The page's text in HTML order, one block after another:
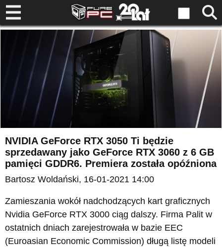
NVIDIA GeForce RTX 3050 Ti będzie
sprzedawany jako GeForce RTX 3060 z 6 GB
pamięci GDDR6. Premiera została opóźniona
Bartosz Woldański, 16-01-2021 14:00
Zamieszania wokół nadchodzących kart graficznych
Nvidia GeForce RTX 3000 ciąg dalszy. Firma Palit w
ostatnich dniach zarejestrowała w bazie EEC
(Euroasian Economic Commission) długą listę modeli